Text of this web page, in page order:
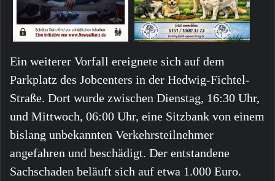
Ein weiterer Vorfall ereignete sich auf dem
Parkplatz des Jobcenters in der Hedwig-Fichtel-
Straße. Dort wurde zwischen Dienstag, 16:30 Uhr,
und Mittwoch, 06:00 Uhr, eine Sitzbank von einem
bislang unbekannten Verkehrsteilnehmer
angefahren und beschädigt. Der entstandene
Sachschaden beläuft sich auf etwa 1.000 Euro.